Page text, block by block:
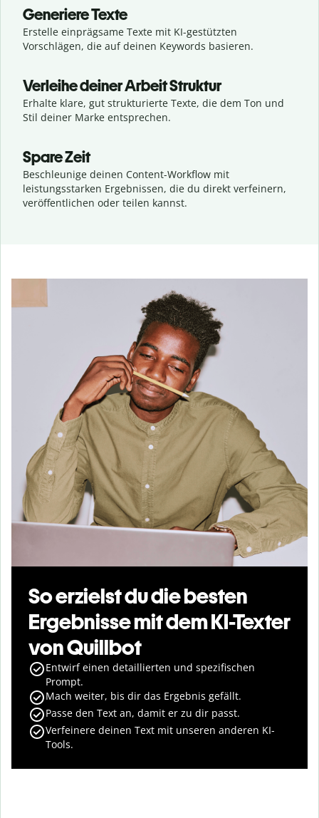
Generiere Texte
Erstelle einprägsame Texte mit KI-gestützten
Vorschlägen, die auf deinen Keywords basieren.
Verleihe deiner Arbeit Struktur
Erhalte klare, gut strukturierte Texte, die dem Ton und
Stil deiner Marke entsprechen.
Spare Zeit
Beschleunige deinen Content-Workflow mit
leistungsstarken Ergebnissen, die du direkt verfeinern,
veröffentlichen oder teilen kannst.
So erzielst du die besten
Ergebnisse mit dem KI-Texter
von Quillbot
Entwirf einen detaillierten und spezifischen
Prompt.
Mach weiter, bis dir das Ergebnis gefällt.
Passe den Text an, damit er zu dir passt.
Verfeinere deinen Text mit unseren anderen KI-
Tools.